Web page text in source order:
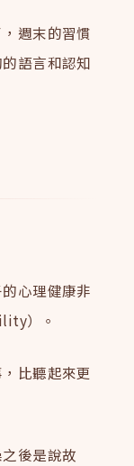
週末的習慣
語言和認知
心理健康非
）。
比聽起來更
後是說故